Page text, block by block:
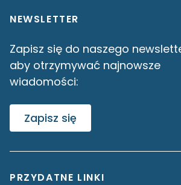
NEWSLETTER
Zapisz się do naszego
aby otrzymywać najnowsze
wiadomości:
Zapisz się
PRZYDATNE LINKI